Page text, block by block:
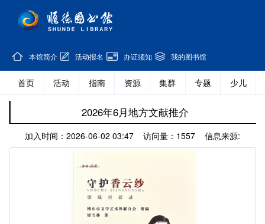
本馆简介 活动报名 办证须知 我的图书馆
首页 活动 指南 资源 集群 专题 少儿
2026年6月地方文献推介
加入时间：2026-06-02 03:47 访问量：1557 信息来源: